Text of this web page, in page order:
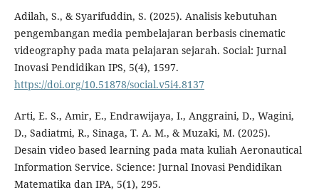
Adilah, S., & Syarifuddin, S. (2025). Analisis kebutuhan
pengembangan media pembelajaran berbasis cinematic
videography pada mata pelajaran sejarah. Social: Jurnal
Inovasi Pendidikan IPS, 5(4), 1597.
https://doi.org/10.51878/social.v5i4.8137
Arti, E. S., Amir, E., Endrawijaya, I., Anggraini, D., Wagini,
D., Sadiatmi, R., Sinaga, T. A. M., & Muzaki, M. (2025).
Desain video based learning pada mata kuliah Aeronautical
Information Service. Science: Jurnal Inovasi Pendidikan
Matematika dan IPA, 5(1), 295.